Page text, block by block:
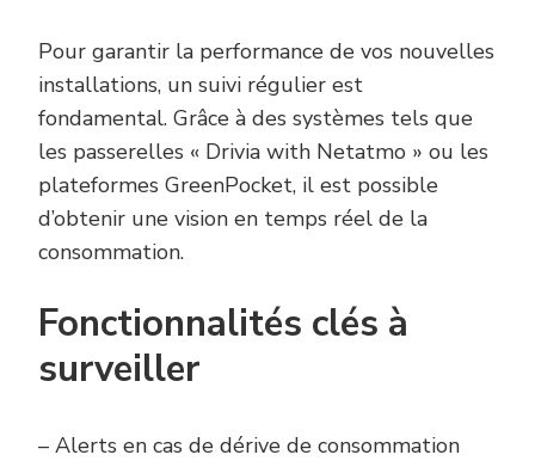
Pour garantir la performance de vos nouvelles
installations, un suivi régulier est
fondamental. Grâce à des systèmes tels que
les passerelles « Drivia with Netatmo » ou les
plateformes GreenPocket, il est possible
d’obtenir une vision en temps réel de la
consommation.
Fonctionnalités clés à
surveiller
– Alerts en cas de dérive de consommation